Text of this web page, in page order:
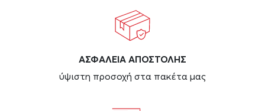
ΑΣΦAΛΕΙΑ ΑΠΟΣΤΟΛΗΣ
ύψιστη προσοχή στα πακέτα μας